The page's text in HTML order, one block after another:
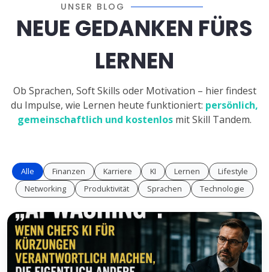
UNSER BLOG
NEUE GEDANKEN FÜRS
LERNEN
Ob Sprachen, Soft Skills oder Motivation – hier findest
du Impulse, wie Lernen heute funktioniert: persönlich,
gemeinschaftlich und kostenlos mit Skill Tandem.
Alle Finanzen Karriere KI Lernen
Lifestyle
Networking
Produktivität Sprachen Technologie